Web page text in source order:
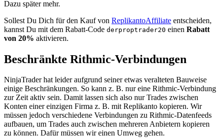
Dazu später mehr.
Sollest Du Dich für den Kauf von ReplikantoAffiliate entscheiden,
kannst Du mit dem Rabatt-Code derproptrader20 einen Rabatt
von 20% aktivieren.
Beschränkte Rithmic-Verbindungen
NinjaTrader hat leider aufgrund seiner etwas veralteten Bauweise
einige Beschränkungen. So kann z. B. nur eine Rithmic-Verbindung
zur Zeit aktiv sein. Damit lassen sich also nur Trades zwischen
Konten einer einzigen Firma z. B. mit Replikanto kopieren. Wir
müssen jedoch verschiedene Verbindungen zu Rithmic-Datenfeeds
aufbauen, um Trades auch zwischen mehreren Anbietern kopieren
zu können. Dafür müssen wir einen Umweg gehen.